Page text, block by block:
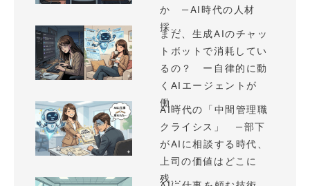
か —AI時代の人材
採...
まだ、生成AIのチャッ
トボットで消耗してい
るの？ ー自律的に動
くAIエージェントが
働...
AI時代の「中間管理職
クライシス」 —部下
がAIに相談する時代、
上司の価値はどこに
残...